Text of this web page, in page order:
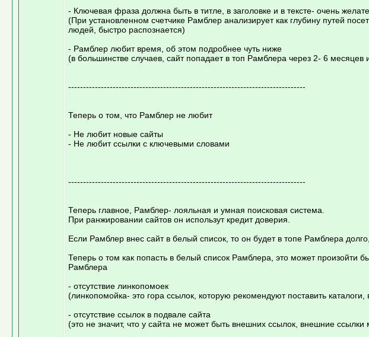
- Ключевая фраза должна быть в титле, в заголовке и в тексте- очень
(При установленном счетчике Рамблер анализирует как глубину путей
людей, быстро распознается)
- Рамблер любит время, об этом подробнее чуть ниже
(в большинстве случаев, сайт попадает в топ Рамблера через 2- 6
--------------------------------------------------------------------------------
Теперь о том, что Рамблер не любит
- Не любит новые сайты
- Не любит ссылки с ключевыми словами
--------------------------------------------------------------------------------
Теперь главное, Рамблер- лояльная и умная поисковая система.
При ранжировании сайтов он использут кредит доверия.
Если Рамблер внес сайт в белый список, то он будет в топе Рамблера
Теперь о том как попасть в белый список Рамблера, это может
Рамблера
- отсутствие линкопомоек
(линкопомойка- это гора ссылок, которую рекомендуют поставить каталоги,
- отсутствие ссылок в подвале сайта
(это не значит, что у сайта не может быть внешних ссылок, внешние